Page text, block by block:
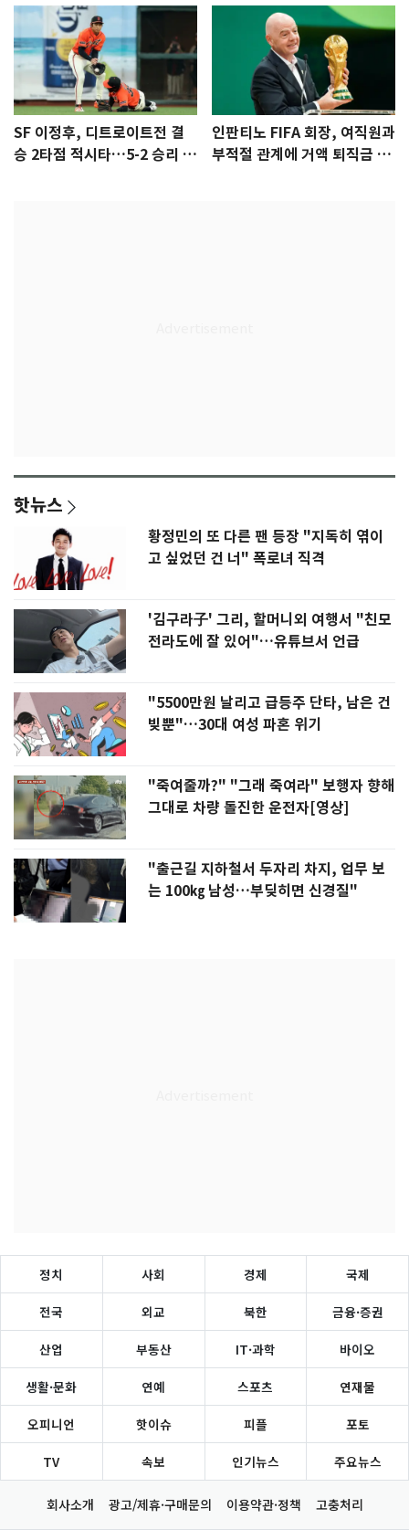
SF 이정후, 디트로이트전 결
승 2타점 적시타…5-2 승리 견
인판티노 FIFA 회장, 여직원과
부적절 관계에 거액 퇴직금 지
핫뉴스
황정민의 또 다른 팬 등장 "지독히 엮이
고 싶었던 건 너" 폭로녀 직격
'김구라子' 그리, 할머니외 여행서 "친모
전라도에 잘 있어"…유튜브서 언급
"5500만원 날리고 급등주 단타, 남은 건
빚뿐"…30대 여성 파혼 위기
"죽여줄까?" "그래 죽여라" 보행자 향해
그대로 차량 돌진한 운전자[영상]
"출근길 지하철서 두자리 차지, 업무 보
는 100㎏ 남성…부딪히면 신경질"
정치 사회 경제 국제
전국 외교 북한 금융·증권
산업 부동산 IT·과학 바이오
생활·문화 연예 스포츠 연재물
오피니언 핫이슈 피플 포토
TV 속보 인기뉴스 주요뉴스
회사소개 광고/제휴·구매문의 이용약관·정책 고충처리